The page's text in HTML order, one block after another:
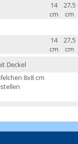
14
cm
27,5
cm
14
cm
27,5
cm
Deckel
8x8 cm